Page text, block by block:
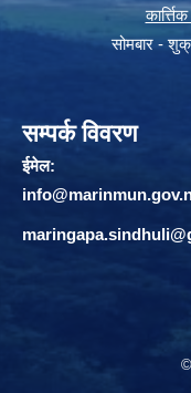
सोमबार -
सम्पर्क विवरण
ईमेल:
©